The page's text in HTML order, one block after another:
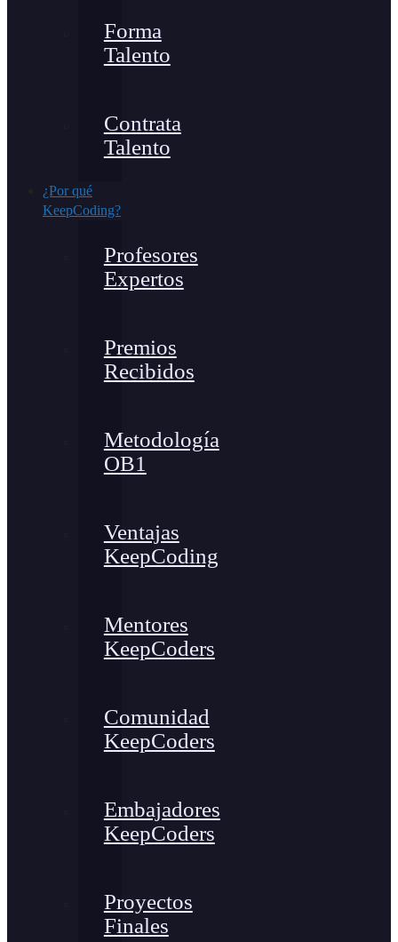
Forma
Talento
Contrata
Talento
¿Por qué
KeepCoding?
Profesores
Expertos
Premios
Recibidos
Metodología
OB1
Ventajas
KeepCoding
Mentores
KeepCoders
Comunidad
KeepCoders
Embajadores
KeepCoders
Proyectos
Finales